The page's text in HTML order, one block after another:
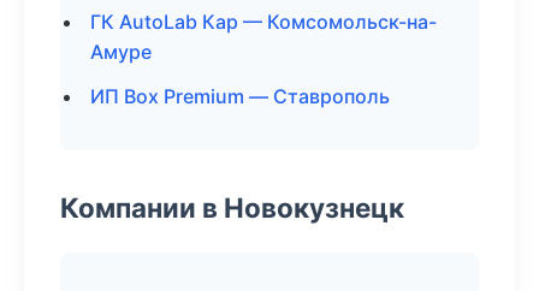
ГК AutoLab Кар — Комсомольск-на-
Амуре
ИП Box Premium — Ставрополь
Компании в Новокузнецк